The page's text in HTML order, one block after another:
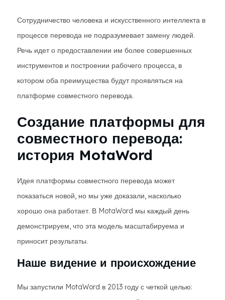
Сотрудничество человека и искусственного интеллекта в
процессе перевода не подразумевает замену людей.
Речь идет о предоставлении им более совершенных
инструментов и построении рабочего процесса, в
котором оба преимущества будут проявляться на
платформе совместного перевода.
Создание платформы для
совместного перевода:
история MotaWord
Идея платформы совместного перевода может
показаться новой, но мы уже доказали, насколько
хорошо она работает. В MotaWord мы каждый день
демонстрируем, что эта модель масштабируема и
приносит результаты.
Наше видение и происхождение
Мы запустили MotaWord в 2013 году с четкой целью: